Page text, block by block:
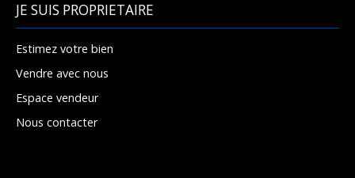
JE SUIS PROPRIETAIRE
Estimez votre bien
Vendre avec nous
Espace vendeur
Nous contacter